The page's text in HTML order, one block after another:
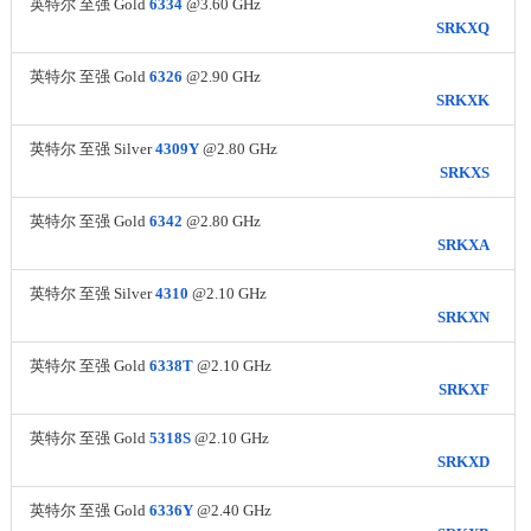
英特尔 至强 Gold 6334@3.60 GHz
SRKXQ
英特尔 至强 Gold 6326 @2.90 GHz
SRKXK
英特尔 至强 Silver4309Y@2.80 GHz
SRKXS
英特尔 至强 Gold 6342 @2.80 GHz
SRKXA
英特尔 至强 Silver4310 @2.10 GHz
SRKXN
英特尔 至强 Gold 6338T@2.10 GHz
SRKXF
英特尔 至强 Gold 5318S@2.10 GHz
SRKXD
英特尔 至强 Gold 6336Y@2.40 GHz